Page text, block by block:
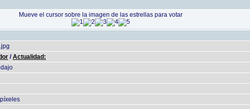
Mueve el cursor sobre la imagen de las estrellas para votar
/Actualidad: